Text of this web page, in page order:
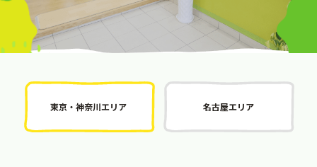
東京・神奈川エリア 名古屋エリア